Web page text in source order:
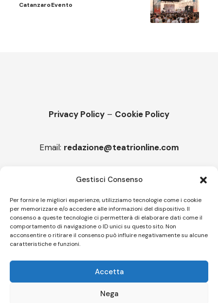
Gestisci Consenso
Per fornire le migliori esperienze, utilizziamo tecnologie come i cookie
per memorizzare e/o accedere alle informazioni del dispositivo. Il
consenso a queste tecnologie ci permetterà di elaborare dati come il
comportamento di navigazione o ID unici su questo sito. Non
acconsentire o ritirare il consenso può influire negativamente su alcune
caratteristiche e funzioni.
Accetta
Nega
CatanzaroEvento
Privacy Policy – Cookie Policy
Email: redazione@teatrionline.com
Melicuccà, Capitale della poesia
Firenze - SEO BY SIMONE ROMPIETTI SR WEB